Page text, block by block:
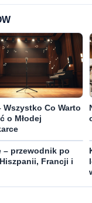
Wszystko Co Warto
o Młodej
– przewodnik po
Francji i